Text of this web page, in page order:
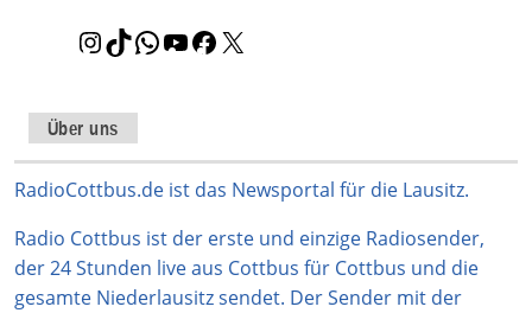
I
t
a
g
a
m
T
o
k
W
s
A
p
Y
u
b
F
b
o
k
Über uns
RadioCottbus.de ist das Newsportal für die Lausitz.
Radio Cottbus ist der erste und einzige Radiosender,
der 24 Stunden live aus Cottbus für Cottbus und die
gesamte Niederlausitz sendet. Der Sender mit der